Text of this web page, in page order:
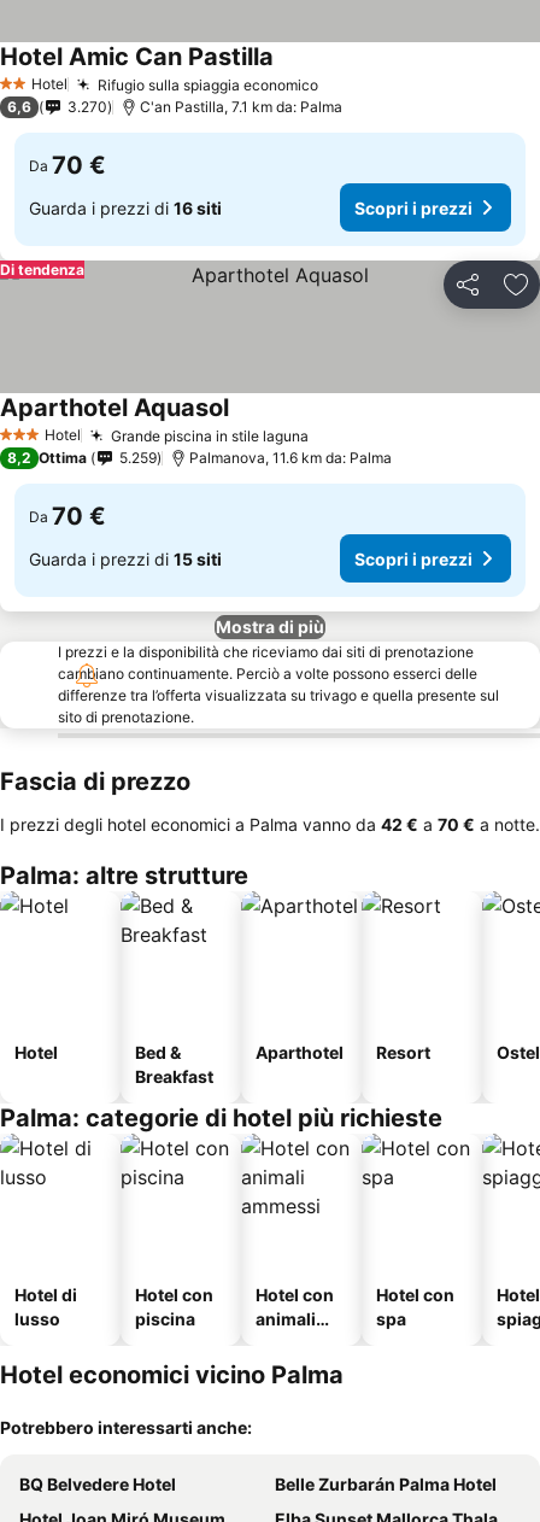
2 StelleHotel Rifugio sulla spiaggia economico
Hotel Amic Can Pastilla
6,6 3.270 C'an Pastilla, 7.1 km da: Palma
Da 70 €
Guarda i prezzi di 16 siti Scopri i prezzi
Condividi
Di tendenza
3 StelleHotel Grande piscina in stile laguna
Aparthotel Aquasol
8,2 Ottima 5.259 Palmanova, 11.6 km da: Palma
Da 70 €
Guarda i prezzi di 15 siti Scopri i prezzi
Mostra di più
I prezzi e la disponibilità che riceviamo dai siti di prenotazione
cambiano continuamente. Perciò a volte possono esserci delle
differenze tra l’offerta visualizzata su trivago e quella presente sul
sito di prenotazione.
Fascia di prezzo
I prezzi degli hotel economici a Palma vanno da ‎42 € a ‎70 € a notte.
Palma: altre strutture
Hotel
Bed &
Breakfast
Aparthotel Resort
Palma: categorie di hotel più richieste
Hotel di
lusso
Hotel con
piscina
Hotel con
animali
Hotel con
spa
Hotel economici vicino Palma
Potrebbero interessarti anche:
BQ Belvedere Hotel
Belle Zurbarán Palma Hotel